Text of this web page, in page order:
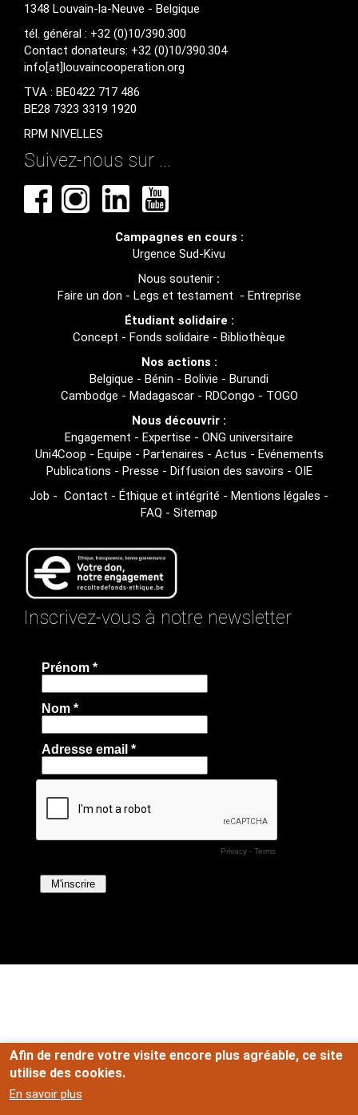
1348 Louvain-la-Neuve - Belgique
tél. général : +32 (0)10/390.300
Contact donateurs: +32 (0)10/390.304
info[at]louvaincooperation.org
TVA : BE0422 717 486
BE28 7323 3319 1920
RPM NIVELLES
Suivez-nous sur ...
Campagnes en cours :
Urgence Sud-Kivu
Nous soutenir :
Faire un don - Legs et testament - Entreprise
Étudiant solidaire :
Concept - Fonds solidaire - Bibliothèque
Nos actions :
Belgique - Bénin - Bolivie - Burundi
Cambodge - Madagascar- RDCongo - TOGO
Nous découvrir :
Engagement - Expertise - ONG universitaire
Uni4Coop - Equipe - Partenaires - Actus - Evénements
Publications - Presse - Diffusion des savoirs - OIE
Job - Contact - Éthique et intégrité - Mentions légales -
FAQ - Sitemap
Inscrivez-vous à notre newsletter
Afin de rendre votre visite encore plus agréable, ce site
utilise des cookies.
En savoir plus